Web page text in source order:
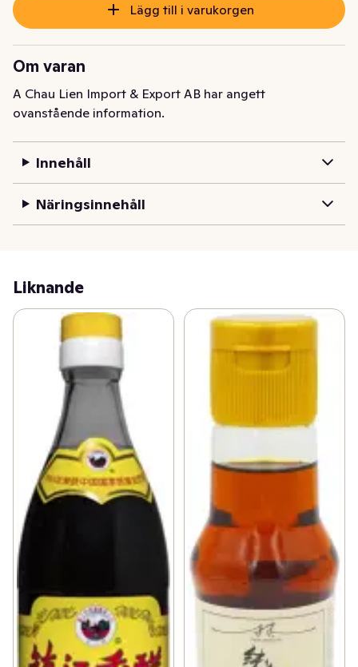
Lägg till i varukorgen
Om varan
A Chau Lien Import & Export AB har angett
ovanstående information.
Innehåll
Näringsinnehåll
Liknande